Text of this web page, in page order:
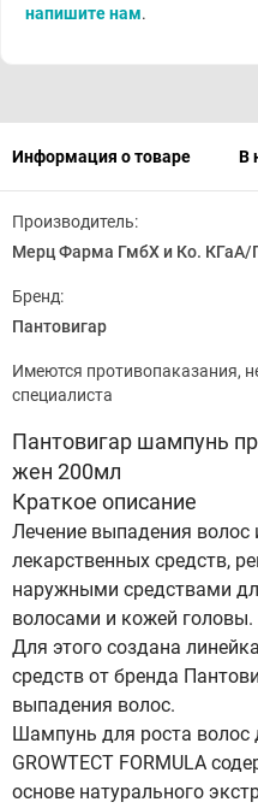
напишите нам.
Информация о товаре В
Производитель:
Мерц Фарма ГмбХ и Ко. КГаА/
Бренд:
Пантовигар
Имеются противопаказания,
специалиста
Пантовигар шампунь
жен 200мл
Краткое описание
Лечение выпадения
лекарственных средств,
наружными средствами
волосами и кожей головы.
Для этого создана
средств от бренда
выпадения волос.
Шампунь для роста волос
GROWTECT FORMULA
основе натурального